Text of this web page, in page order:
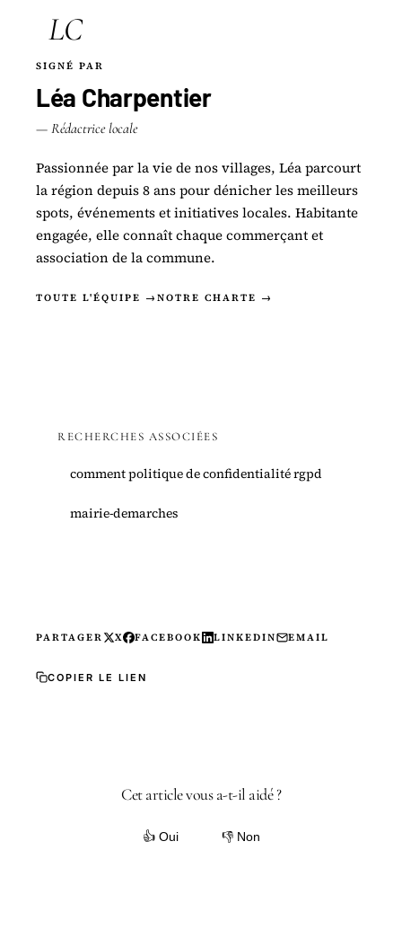
LC
SIGNÉ PAR
Léa Charpentier
— Rédactrice locale
Passionnée par la vie de nos villages, Léa parcourt
la région depuis 8 ans pour dénicher les meilleurs
spots, événements et initiatives locales. Habitante
engagée, elle connaît chaque commerçant et
association de la commune.
TOUTE L'ÉQUIPE → NOTRE CHARTE →
RECHERCHES ASSOCIÉES
comment politique de confidentialité rgpd
mairie-demarches
PARTAGER X FACEBOOK LINKEDIN EMAIL
COPIER LE LIEN
Cet article vous a-t-il aidé ?
👍 Oui 👎 Non